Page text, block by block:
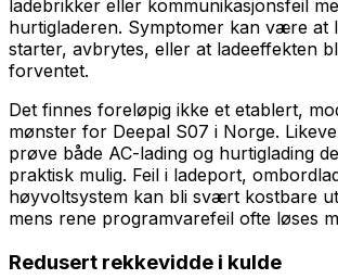
ladebrikker eller kommunikasjonsfeil
hurtigladeren. Symptomer kan være at
starter, avbrytes, eller at ladeeffekten
forventet.
Det finnes foreløpig ikke et etablert,
mønster for Deepal S07 i Norge.
prøve både AC-lading og hurtiglading
praktisk mulig. Feil i ladeport,
høyvoltsystem kan bli svært kostbare
mens rene programvarefeil ofte løses
Redusert rekkevidde i kulde